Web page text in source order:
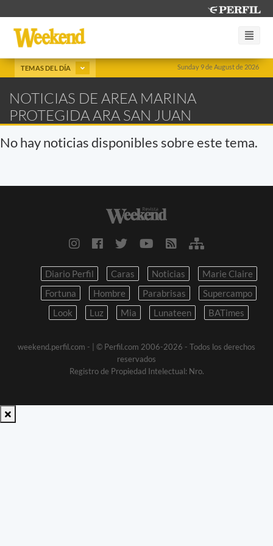
Sunday 9 de August de 2026
TEMAS DEL DÍA
NOTICIAS DE AREA MARINA
PROTEGIDA ARA SAN JUAN
No hay noticias disponibles sobre este tema.
Diario Perfil Caras Noticias
Marie Claire
Fortuna
Hombre Parabrisas
Supercampo
Look
Luz Mia Lunateen BATimes
weekend.perfil.com -
| © Perfil.com 2006-2026 - Todos los derechos
reservados
Registro de Propiedad Intelectual: Nro.